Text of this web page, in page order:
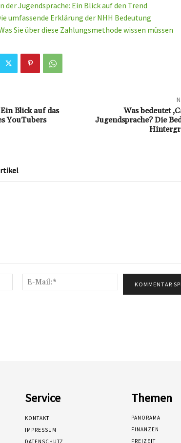
der Jugendsprache: Ein Blick auf den Trend
umfassende Erklärung der NHH Bedeutung
Sie über diese Zahlungsmethode wissen müssen
Blick auf das
YouTubers
Was bedeutet
Jugendsprache? Die
Name:*
Mail:*
Service
KONTAKT
IMPRESSUM
DATENSCHUTZ
Themen
PANORAMA
FINANZEN
FREIZEIT